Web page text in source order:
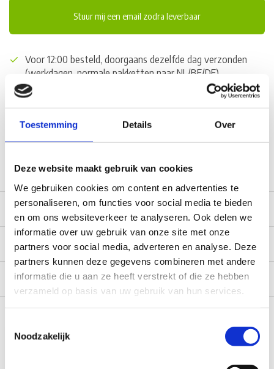
Toestemming Details Over
Deze website maakt gebruik van cookies
We gebruiken cookies om content en advertenties te
personaliseren, om functies voor social media te bieden
en om ons websiteverkeer te analyseren. Ook delen we
informatie over uw gebruik van onze site met onze
partners voor social media, adverteren en analyse. Deze
partners kunnen deze gegevens combineren met andere
informatie die u aan ze heeft verstrekt of die ze hebben
verzameld op basis van uw gebruik van hun services.
Noodzakelijk
Stuur mij een email zodra leverbaar
Voor 12:00 besteld, doorgaans dezelfde dag verzonden
(werkdagen, normale pakketten naar NL/BE/DE)
World wide shipping (normal size and weight packages)
Gratis verzending vanaf € 100,- naar NL en BE
*Zeer grote magazijnvoorraad direct beschikbaar voor
service@camperhuis.nl
Beschrijving
Specificaties
Reviews 0/10
Recent bekeken